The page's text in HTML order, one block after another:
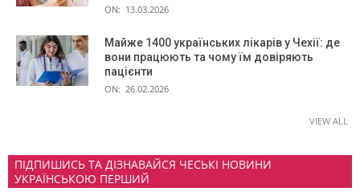
ON: 13.03.2026
Майже 1400 українських лікарів у Чехії: де
вони працюють та чому їм довіряють
пацієнти
ON: 26.02.2026
VIEW ALL
ПІДПИШИСЬ ТА ДІЗНАВАЙСЯ ЧЕСЬКІ НОВИНИ
УКРАЇНСЬКОЮ ПЕРШИЙ